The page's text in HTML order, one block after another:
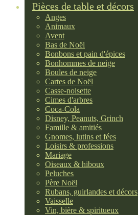
Pièces de table et décors
Anges
Animaux
Avent
Bas de Noël
Bonbons et pain d'épices
Bonhommes de neige
Boules de neige
Cartes de Noël
Casse-noisette
Cimes d'arbres
Coca-Cola
Disney, Peanuts, Grinch
Famille & amitiés
Gnomes, lutins et fées
Loisirs & professions
Mariage
Oiseaux & hiboux
Peluches
Père Noël
Rubans, guirlandes et décors
Vaisselle
Vin, bière & spiritueux